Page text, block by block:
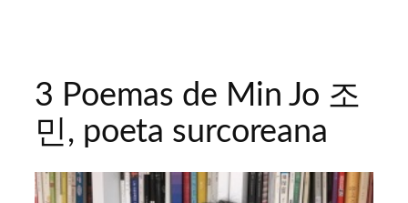
3 Poemas de Min Jo 조
민, poeta surcoreana